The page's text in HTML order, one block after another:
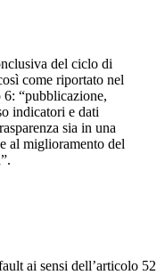
del ciclo di
come riportato nel
“pubblicazione,
indicatori e dati
sia in una
al miglioramento del
ai sensi dell’articolo 52